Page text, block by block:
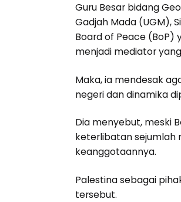
Guru Besar bidang
Gadjah Mada (UGM),
Board of Peace (BoP)
menjadi mediator
Maka, ia mendesak
negeri dan dinamika
Dia menyebut, meski
keterlibatan sejumlah
keanggotaannya.
Palestina sebagai
tersebut.